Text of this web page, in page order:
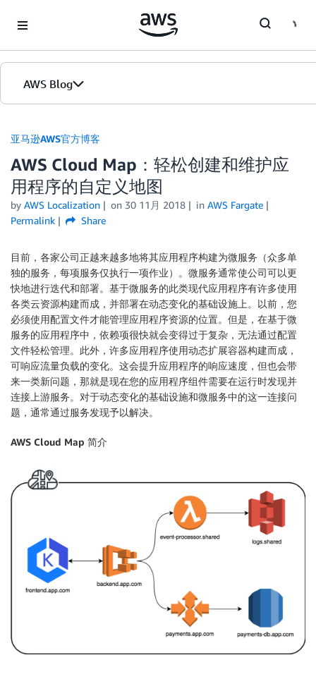
AWS Blog
首页
版本
亚马逊AWS官方博客
AWS Cloud Map：轻松创建和维护应
用程序的自定义地图
by AWS Localization on 30 11月 2018 in AWS Fargate
Permalink
Share
目前，各家公司正越来越多地将其应用程序构建为微服务（众多单
独的服务，每项服务仅执行一项作业）。微服务通常使公司可以更
快地进行迭代和部署。基于微服务的此类现代应用程序有许多使用
各类云资源构建而成，并部署在动态变化的基础设施上。以前，您
必须使用配置文件才能管理应用程序资源的位置。但是，在基于微
服务的应用程序中，依赖项很快就会变得过于复杂，无法通过配置
文件轻松管理。此外，许多应用程序使用动态扩展容器构建而成，
可响应流量负载的变化。这会提升应用程序的响应速度，但也会带
来一类新问题，那就是现在您的应用程序组件需要在运行时发现并
连接上游服务。对于动态变化的基础设施和微服务中的这一连接问
题，通常通过服务发现予以解决。
AWS Cloud Map 简介